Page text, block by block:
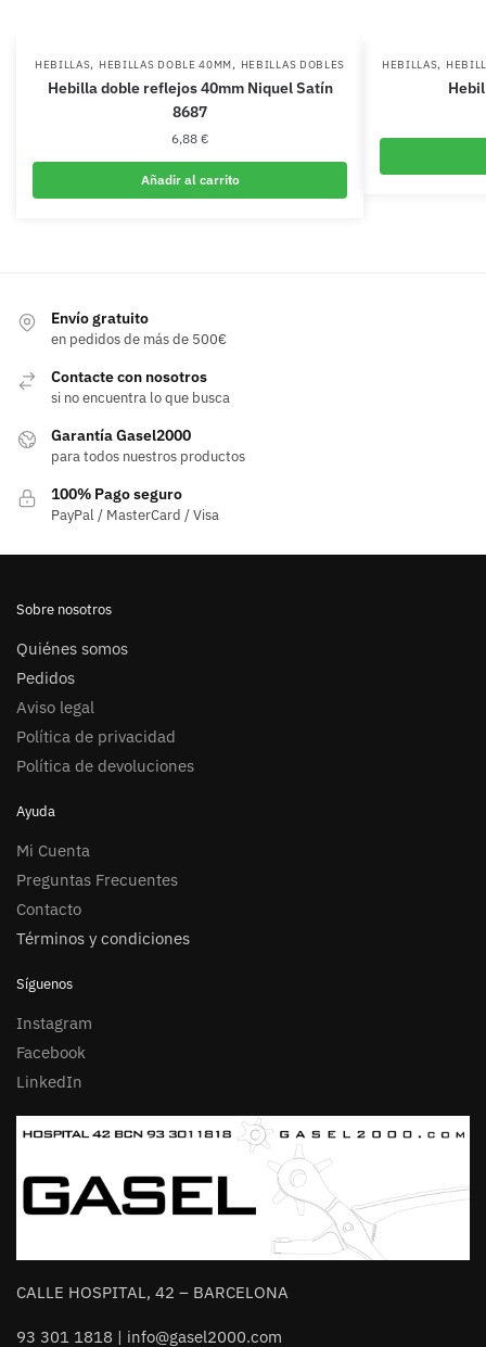
HEBILLAS, HEBILLAS DOBLE 40MM, HEBILLAS DOBLES
Hebilla doble reflejos 40mm Niquel Satín
8687
6,88 €
Añadir al carrito
HEBILLAS,
Envío gratuito
en pedidos de más de 500€
Contacte con nosotros
si no encuentra lo que busca
Garantía Gasel2000
para todos nuestros productos
100% Pago seguro
PayPal / MasterCard / Visa
Sobre nosotros
Quiénes somos
Pedidos
Aviso legal
Política de privacidad
Política de devoluciones
Ayuda
Mi Cuenta
Preguntas Frecuentes
Contacto
Términos y condiciones
Síguenos
Instagram
Facebook
LinkedIn
CALLE HOSPITAL, 42 – BARCELONA
93 301 1818 | info@gasel2000.com